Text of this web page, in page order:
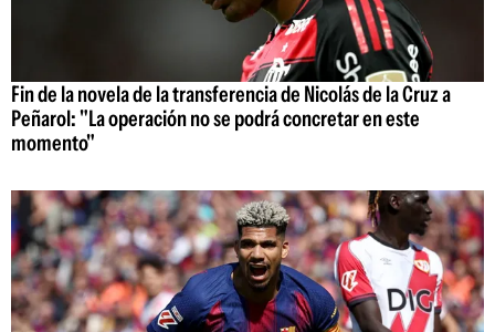
Fin de la novela de la transferencia de Nicolás de la Cruz a
Peñarol: "La operación no se podrá concretar en este
momento"